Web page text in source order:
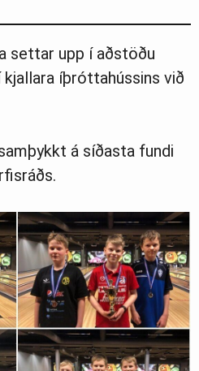
settar upp í aðstöðu
íþróttahússins við
á síðasta fundi